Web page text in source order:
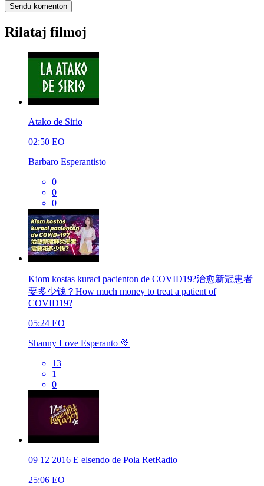
Rilataj filmoj
Atako de Sirio
02:50 EO
Barbaro Esperantisto
0
0
0
Kiom kostas kuraci pacienton de COVID19?治愈新冠患者
要多少钱？How much money to treat a patient of
COVID19?
05:24 EO
Shanny Love Esperanto 💚
13
1
0
09 12 2016 E elsendo de Pola RetRadio
25:06 EO